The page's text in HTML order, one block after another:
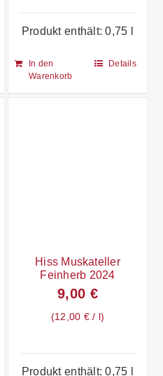
Produkt enthält: 0,75 l
In den
Warenkorb
Details
Hiss Muskateller
Feinherb 2024
9,00 €
12,00 €/ l
Produkt enthält: 0,75 l